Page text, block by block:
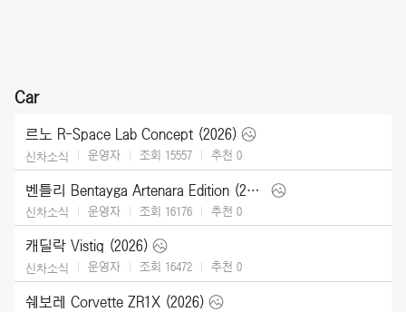
Car
르노 R-Space Lab Concept (2026)
신차소식 운영자 조회 15557 추천 0
벤틀리 Bentayga Artenara Edition (2027)
신차소식 운영자 조회 16176 추천 0
캐딜락 Vistiq (2026)
신차소식 운영자 조회 16472 추천 0
쉐보레 Corvette ZR1X (2026)